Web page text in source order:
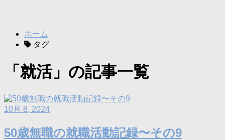
ホーム
タグ
「就活」の記事一覧
10月 8, 2024
50歳無職の就職活動記録〜その9